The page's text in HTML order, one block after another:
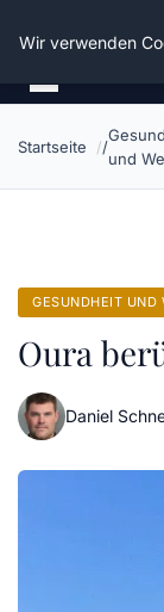
Die
Startseite
und
GESUNDHEIT UND
Oura
Daniel
Wir verwenden